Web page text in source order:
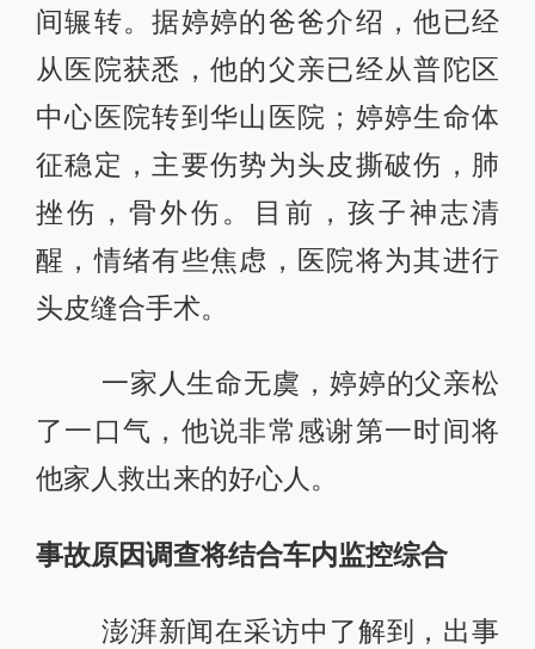
间辗转。据婷婷的爸爸介绍，他已经
从医院获悉，他的父亲已经从普陀区
中心医院转到华山医院；婷婷生命体
征稳定，主要伤势为头皮撕破伤，肺
挫伤，骨外伤。目前，孩子神志清
醒，情绪有些焦虑，医院将为其进行
头皮缝合手术。
一家人生命无虞，婷婷的父亲松
了一口气，他说非常感谢第一时间将
他家人救出来的好心人。
事故原因调查将结合车内监控综合
澎湃新闻在采访中了解到，出事